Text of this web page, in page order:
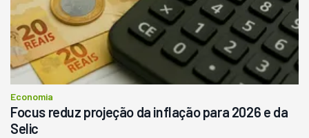
R$ 145.000
Consultar
Economia
Focus reduz projeção da inflação para 2026 e da
Selic